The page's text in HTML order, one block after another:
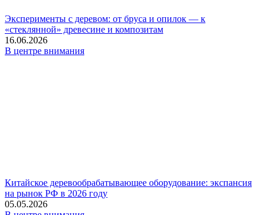
Эксперименты с деревом: от бруса и опилок — к
«стеклянной» древесине и композитам
16.06.2026
В центре внимания
Китайское деревообрабатывающее оборудование: экспансия
на рынок РФ в 2026 году
05.05.2026